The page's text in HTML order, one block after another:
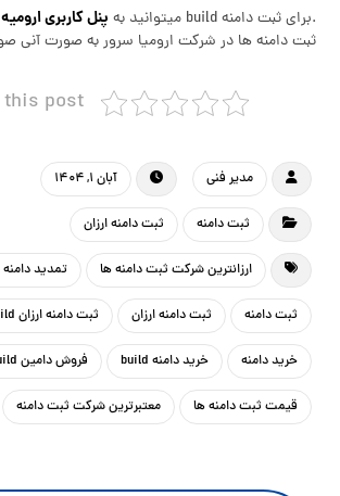
.برای ثبت دامنه build میتوانید به
پنل کاربری
ثبت دامنه ها در شرکت ارومیا سرور به صورت آنی
this post
مدیر فنی آبان ۱, ۱۴۰۴
ثبت دامنه ثبت دامنه ارزان
ارزانترین شرکت ثبت دامنه ها تمدید دامنه build
ثبت دامنه ثبت دامنه ارزان ثبت دامنه ارزان build
خرید دامنه خرید دامنه build فروش دامین build
قیمت ثبت دامنه ها معتبرترین شرکت ثبت دامنه